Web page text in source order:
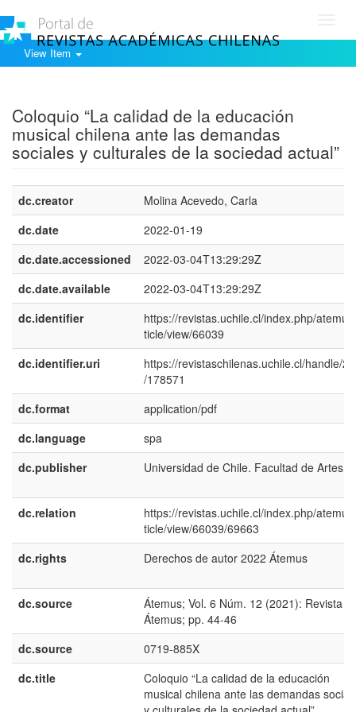
View Item
Coloquio “La calidad de la educación
musical chilena ante las demandas
sociales y culturales de la sociedad actual”
dc.creator
Molina Acevedo, Carla
dc.date
2022-01-19
dc.date.accessioned
2022-03-04T13:29:29Z
dc.date.available
2022-03-04T13:29:29Z
dc.identifier
https://revistas.uchile.cl/index.php/
ticle/view/66039
dc.identifier.uri
https://revistaschilenas.uchile.cl/handle/
/178571
dc.format
application/pdf
dc.language
spa
dc.publisher
Universidad de Chile. Facultad de Artes
dc.relation
https://revistas.uchile.cl/index.php/
ticle/view/66039/69663
dc.rights
Derechos de autor 2022 Átemus
dc.source
Átemus; Vol. 6 Núm. 12 (2021): Revista
Átemus; pp. 44-46
dc.source
0719-885X
dc.title
Coloquio “La calidad de la educación
musical chilena ante las demandas